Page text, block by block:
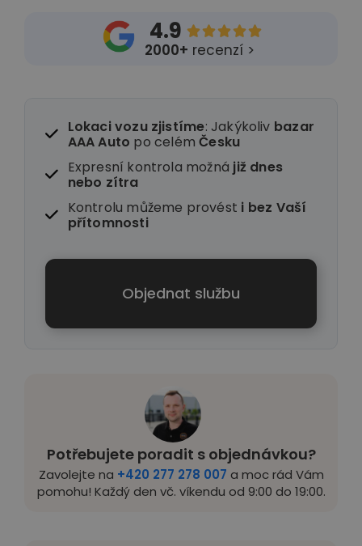
Potřebujete poradit s objednávkou?
Zavolejte na +420 277 278 007 a moc rád Vám
pomohu! Každý den vč. víkendu od 9:00 do 19:00.
4.9 
2000+ recenzí >
Lokaci vozu zjistíme: Jakýkoliv bazar
AAA Auto po celémČesku
Expresní kontrola možná již dnes
nebo zítra
Kontrolu můžeme provést i bez Vaší
přítomnosti
Objednat službu